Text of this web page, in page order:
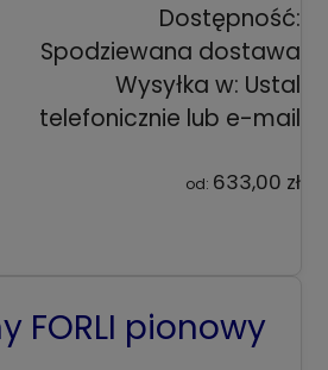
Dostępność:
Spodziewana dostawa
Wysyłka w: Ustal
telefonicznie lub e-mail
od: 633,00 zł
FORLI pionowy